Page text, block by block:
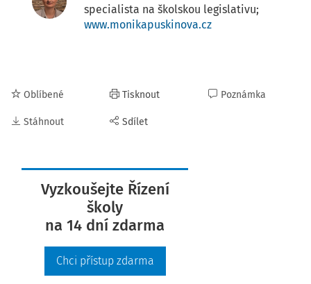
specialista na školskou legislativu;
www.monikapuskinova.cz
Oblíbené
Stáhnout
Tisknout
Sdílet
Poznámka
Vyzkoušejte Řízení
školy
na 14 dní zdarma
Chci přístup zdarma